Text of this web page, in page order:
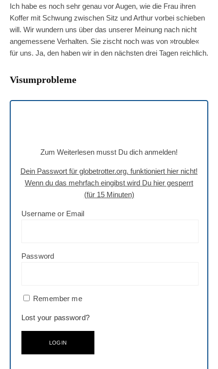
Ich habe es noch sehr genau vor Augen, wie die Frau ihren
Koffer mit Schwung zwischen Sitz und Arthur vorbei schieben
will. Wir wundern uns über das unserer Meinung nach nicht
angemessene Verhalten. Sie zischt noch was von »trouble«
für uns. Ja, den haben wir in den nächsten drei Tagen reichlich.
Visumprobleme
Zum Weiterlesen musst Du dich anmelden!
Dein Passwort für globetrotter.org. funktioniert hier nicht!
Wenn du das mehrfach eingibst wird Du hier gesperrt
(für 15 Minuten)
Username or Email
Password
Remember me
Lost your password?